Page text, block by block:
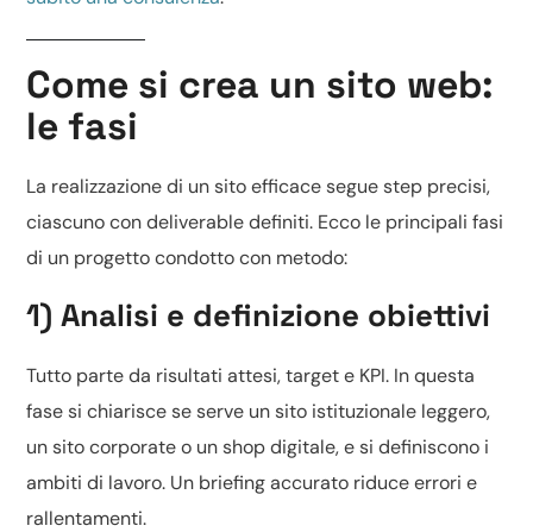
Come si crea un sito web:
le fasi
La realizzazione di un sito efficace segue step precisi,
ciascuno con deliverable definiti. Ecco le principali fasi
di un progetto condotto con metodo:
1) Analisi e definizione obiettivi
Tutto parte da risultati attesi, target e KPI. In questa
fase si chiarisce se serve unsito istituzionale leggero,
un sito corporate o unshop digitale, e si definiscono i
ambiti di lavoro. Un briefing accurato riduce errori e
rallentamenti.